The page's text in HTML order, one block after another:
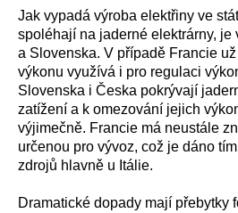
Jak vypadá výroba elektřiny ve
spoléhají na jaderné elektrárny, je
a Slovenska. V případě Francie
výkonu využívá i pro regulaci
Slovenska i Česka pokrývají
zatížení a k omezování jejich
výjimečně. Francie má neustále
určenou pro vývoz, což je dáno
zdrojů hlavně u Itálie.
Dramatické dopady mají přebytky